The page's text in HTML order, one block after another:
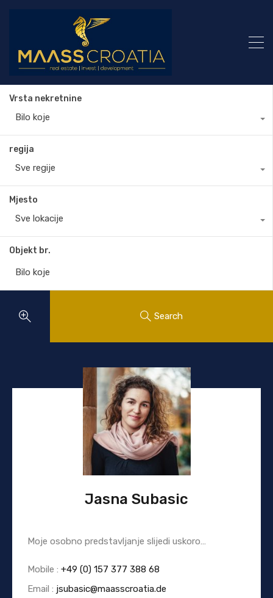
Vrsta nekretnine
Bilo koje
regija
Sve regije
Mjesto
Sve lokacije
Objekt br.
Search
Jasna Subasic
Moje osobno predstavljanje slijedi uskoro…
Mobile : +49 (0) 157 377 388 68
Email : jsubasic@maasscroatia.de